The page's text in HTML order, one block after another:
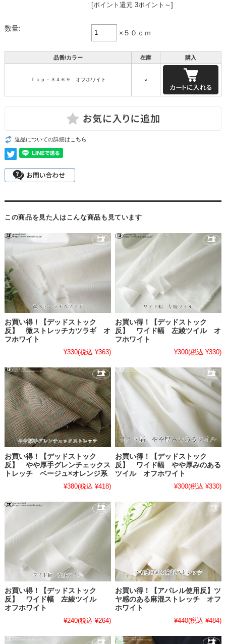
[ポイント還元 3ポイント～]
数量:
×５０ｃｍ
品番/カラー 在庫 購入
Ｔｃｐ－３４６９ オフホワイト ○
返品についての詳細はこちら
この商品を見た人はこんな商品も見ています
お買い得！【デッドストック
反】 微ストレッチカツラギ オ
フホワイト
¥330(税込 ¥363)
お買い得！【デッドストック
反】 ワイド幅 左綾ツイル オ
フホワイト
¥300(税込 ¥330)
お買い得！【デッドストック
反】 やや厚手グレンチェックス
トレッチ ベージュ×オレンジ系
¥380(税込 ¥418)
お買い得！【デッドストック
反】 ワイド幅 やや厚みのある
ツイル オフホワイト
¥300(税込 ¥330)
お買い得！【デッドストック
反】 ワイド幅 左綾ツイル
オフホワイト
¥240(税込 ¥264)
お買い得！【アパレル使用反】ツ
ヤ感のある麻混ストレッチ オフ
ホワイト
¥440(税込 ¥484)